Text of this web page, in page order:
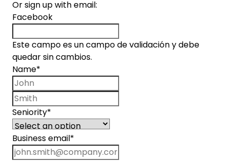
Or sign up with email:
Facebook
Este campo es un campo de validación y debe
quedar sin cambios.
Name*
Seniority*
Business email *